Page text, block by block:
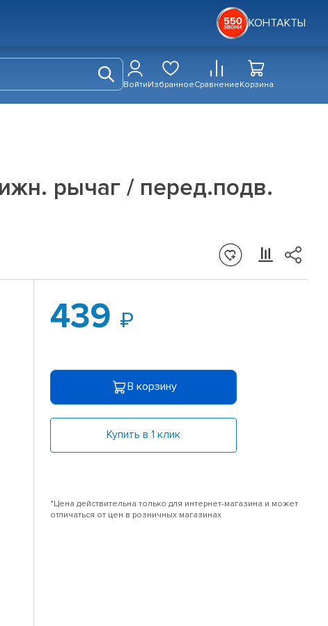
КОНТАКТЫ
ВойтиИзбранноеСравнениеКорзина
рычаг / перед.подв.
439
В корзину
Купить в 1 клик
*Цена действительна только для интернет-магазина и может
отличаться от цен в розничных магазинах